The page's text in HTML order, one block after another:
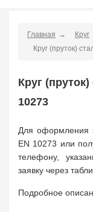
Полоса 10866
Шестигранник
Арматура 10
Поковка
Балка
Швеллер 178
Уголок 332
Полособульб
Рельсы 78
Главная
Круг
Круг (пруток)
Круг
10273
Для оформления
EN 10273 или
телефону,
заявку через
Подробное